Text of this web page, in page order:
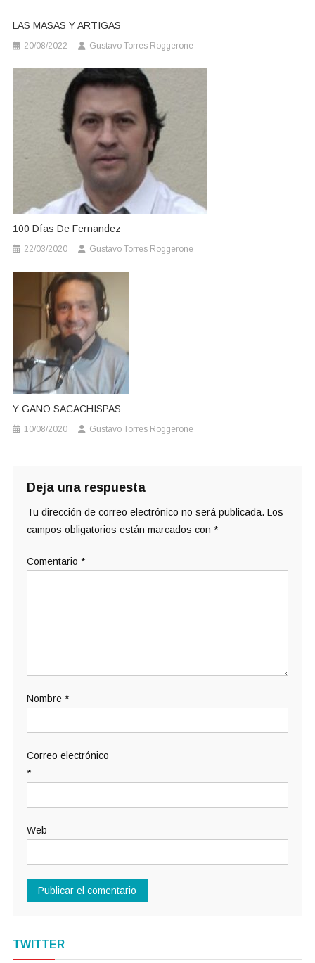
LAS MASAS Y ARTIGAS
20/08/2022 Gustavo Torres Roggerone
100 Días De Fernandez
22/03/2020 Gustavo Torres Roggerone
Y GANO SACACHISPAS
10/08/2020 Gustavo Torres Roggerone
Deja una respuesta
Tu dirección de correo electrónico no será publicada. Los
campos obligatorios están marcados con *
Comentario *
Nombre *
Correo electrónico
*
Web
TWITTER